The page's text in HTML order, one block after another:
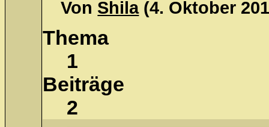
Von Shila (4. Oktober
Thema
1
Beiträge
2